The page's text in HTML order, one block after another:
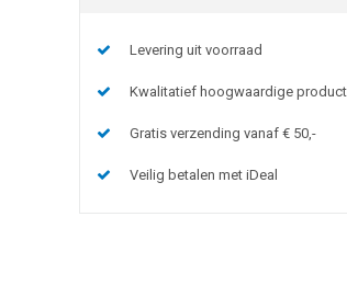
Levering uit voorraad
Kwalitatief hoogwaardige
Gratis verzending vanaf € 50,-
Veilig betalen met iDeal